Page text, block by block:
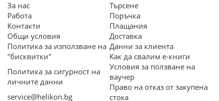
За нас
Работа
Контакти
Общи условия
Политика за използване на
"бисквитки"
Политика за сигурност на
личните данни
service@helikon.bg
Търсене
Поръчка
Плащания
Доставка
Данни за клиента
Как да свалим е-книги
Условия за ползване на
ваучер
Право на отказ от закупена
стока